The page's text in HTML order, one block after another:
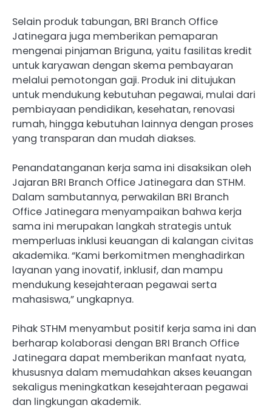
Selain produk tabungan, BRI Branch Office
Jatinegara juga memberikan pemaparan
mengenai pinjaman Briguna, yaitu fasilitas kredit
untuk karyawan dengan skema pembayaran
melalui pemotongan gaji. Produk ini ditujukan
untuk mendukung kebutuhan pegawai, mulai dari
pembiayaan pendidikan, kesehatan, renovasi
rumah, hingga kebutuhan lainnya dengan proses
yang transparan dan mudah diakses.
Penandatanganan kerja sama ini disaksikan oleh
Jajaran BRI Branch Office Jatinegara dan STHM.
Dalam sambutannya, perwakilan BRI Branch
Office Jatinegara menyampaikan bahwa kerja
sama ini merupakan langkah strategis untuk
memperluas inklusi keuangan di kalangan civitas
akademika. “Kami berkomitmen menghadirkan
layanan yang inovatif, inklusif, dan mampu
mendukung kesejahteraan pegawai serta
mahasiswa,” ungkapnya.
Pihak STHM menyambut positif kerja sama ini dan
berharap kolaborasi dengan BRI Branch Office
Jatinegara dapat memberikan manfaat nyata,
khususnya dalam memudahkan akses keuangan
sekaligus meningkatkan kesejahteraan pegawai
dan lingkungan akademik.